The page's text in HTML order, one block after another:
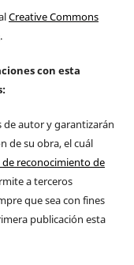
Creative Commons
.
con esta
de autor y garantizarán
de su obra, el cuál
reconocimiento de
a terceros
que sea con fines
publicación esta